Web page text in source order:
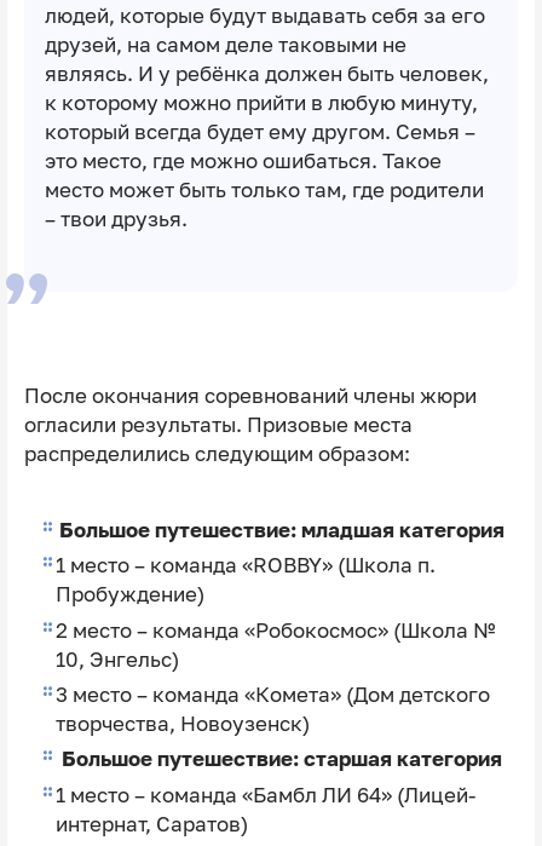
людей, которые будут выдавать себя за его
друзей, на самом деле таковыми не
являясь. И у ребёнка должен быть человек,
к которому можно прийти в любую минуту,
который всегда будет ему другом. Семья –
это место, где можно ошибаться. Такое
место может быть только там, где родители
– твои друзья.
После окончания соревнований члены жюри
огласили результаты. Призовые места
распределились следующим образом:
Большое путешествие: младшая категория
1 место – команда «ROBBY» (Школа п.
Пробуждение)
2 место – команда «Робокосмос» (Школа №
10, Энгельс)
3 место – команда «Комета» (Дом детского
творчества, Новоузенск)
Большое путешествие: старшая категория
1 место – команда «Бамбл ЛИ 64» (Лицей-
интернат, Саратов)